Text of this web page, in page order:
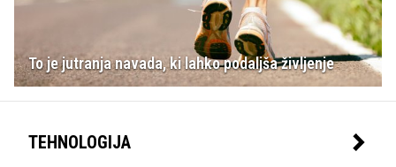
To je jutranja navada, ki lahko podaljša življenje
TEHNOLOGIJA